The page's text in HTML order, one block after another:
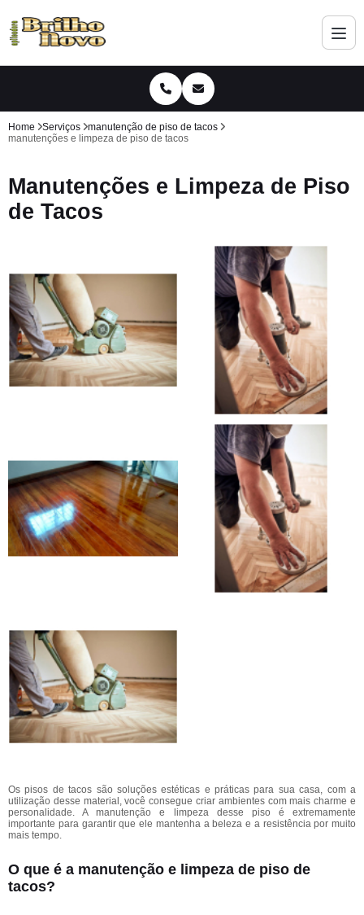
Home Serviços
manutenção de piso de tacos
manutenções e limpeza de piso de tacos
Manutenções e Limpeza de Piso
de Tacos
Os pisos de tacos são soluções estéticas e práticas para sua casa, com a
utilização desse material, você consegue criar ambientes com mais charme e
personalidade. A manutenção e limpeza desse piso é extremamente
importante para garantir que ele mantenha a beleza e a resistência por muito
mais tempo.
O que é a manutenção e limpeza de piso de
tacos?